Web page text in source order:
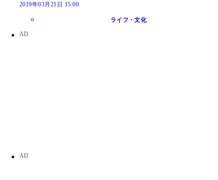
2019年03月21日 15:00
ライフ・文化